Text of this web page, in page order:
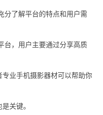
了解平台的特点和用户需
，用户主要通过分享高质
业手机摄影器材可以帮助你
关键。